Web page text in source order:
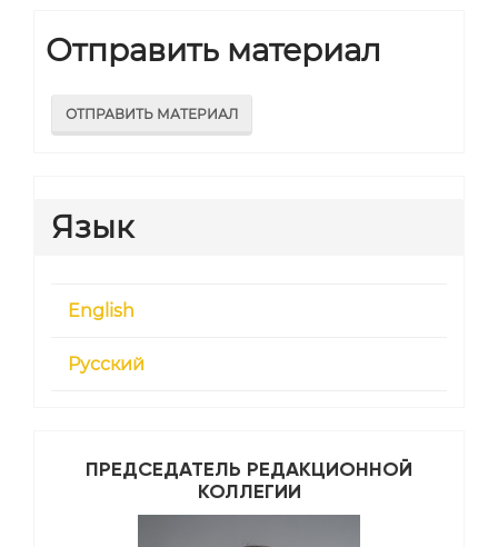
Отправить материал
ОТПРАВИТЬ МАТЕРИАЛ
Язык
English
Русский
ПРЕДСЕДАТЕЛЬ РЕДАКЦИОННОЙ
КОЛЛЕГИИ